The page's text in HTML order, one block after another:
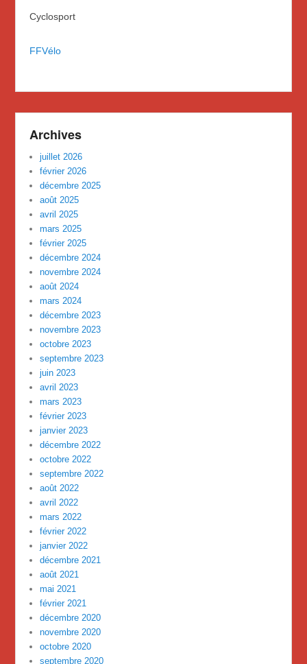
Cyclosport
FFVélo
Archives
juillet 2026
février 2026
décembre 2025
août 2025
avril 2025
mars 2025
février 2025
décembre 2024
novembre 2024
août 2024
mars 2024
décembre 2023
novembre 2023
octobre 2023
septembre 2023
juin 2023
avril 2023
mars 2023
février 2023
janvier 2023
décembre 2022
octobre 2022
septembre 2022
août 2022
avril 2022
mars 2022
février 2022
janvier 2022
décembre 2021
août 2021
mai 2021
février 2021
décembre 2020
novembre 2020
octobre 2020
septembre 2020